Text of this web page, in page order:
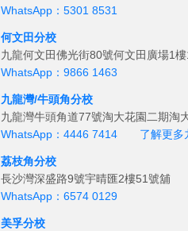
WhatsApp：5301 8531
何文田分校
九龍何文田佛光街80號何文田廣場1
WhatsApp：9866 1463
九龍灣/牛頭角分校
九龍灣牛頭角道77號淘大花園二期淘
WhatsApp：4446 7414
了解更多
荔枝角分校
長沙灣深盛路9號宇晴匯2樓51號舖
WhatsApp：6574 0129
美孚分校